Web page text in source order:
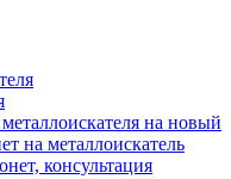
на новый
на металлоискатель
консультация